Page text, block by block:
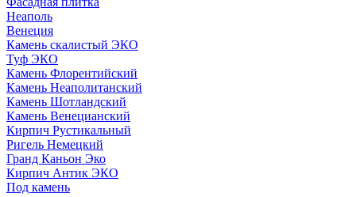
Неаполь
Венеция
Камень скалистый ЭКО
Туф ЭКО
Камень Флорентийский
Камень Неаполитанский
Камень Шотландский
Камень Венецианский
Кирпич Рустикальный
Ригель Немецкий
Гранд Каньон Эко
Кирпич Антик ЭКО
Под камень